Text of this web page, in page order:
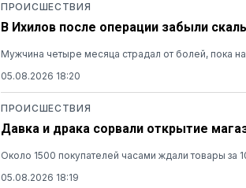
ПРОИСШЕСТВИЯ
В Ихилов после операции забыли
Мужчина четыре месяца страдал от болей, пока
05.08.2026 18:20
ПРОИСШЕСТВИЯ
Давка и драка сорвали открытие
Около 1500 покупателей часами ждали товары
05.08.2026 18:19